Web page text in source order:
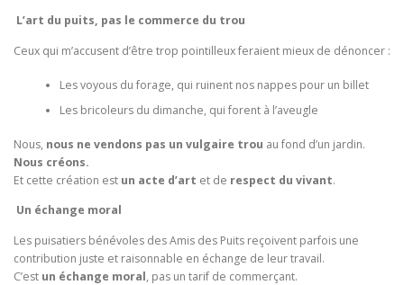
L’art du puits, pas le commerce du trou
Ceux qui m’accusent d’être trop pointilleux feraient mieux de dénoncer :
Les voyous du forage, qui ruinent nos nappes pour un billet
Les bricoleurs du dimanche, qui forent à l’aveugle
Nous, nous ne vendons pas un vulgaire trou au fond d’un jardin.
Nous créons.
Et cette création est un acte d’art et de respect du vivant.
Un échange moral
Les puisatiers bénévoles des Amis des Puits reçoivent parfois une
contribution juste et raisonnable en échange de leur travail.
C’est un échange moral, pas un tarif de commerçant.